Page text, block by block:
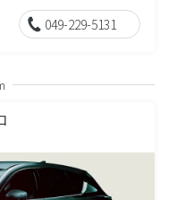
049-229-5131